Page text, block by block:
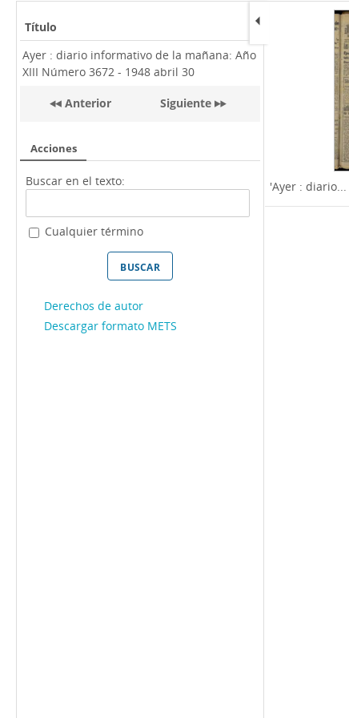
Título
Ayer : diario informativo de la mañana: Año
XIII Número 3672 - 1948 abril 30
Anterior Siguiente
Acciones
Buscar en el texto:
Cualquier término
Derechos de autor
Descargar formato METS
'Ayer : diario...